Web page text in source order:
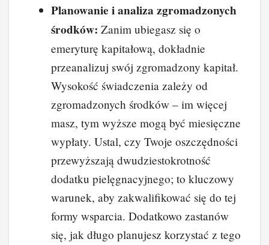
Planowanie i analiza zgromadzonych
środków: Zanim ubiegasz się o
emeryturę kapitałową, dokładnie
przeanalizuj swój zgromadzony kapitał.
Wysokość świadczenia zależy od
zgromadzonych środków – im więcej
masz, tym wyższe mogą być miesięczne
wypłaty. Ustal, czy Twoje oszczędności
przewyższają dwudziestokrotność
dodatku pielęgnacyjnego; to kluczowy
warunek, aby zakwalifikować się do tej
formy wsparcia. Dodatkowo zastanów
się, jak długo planujesz korzystać z tego